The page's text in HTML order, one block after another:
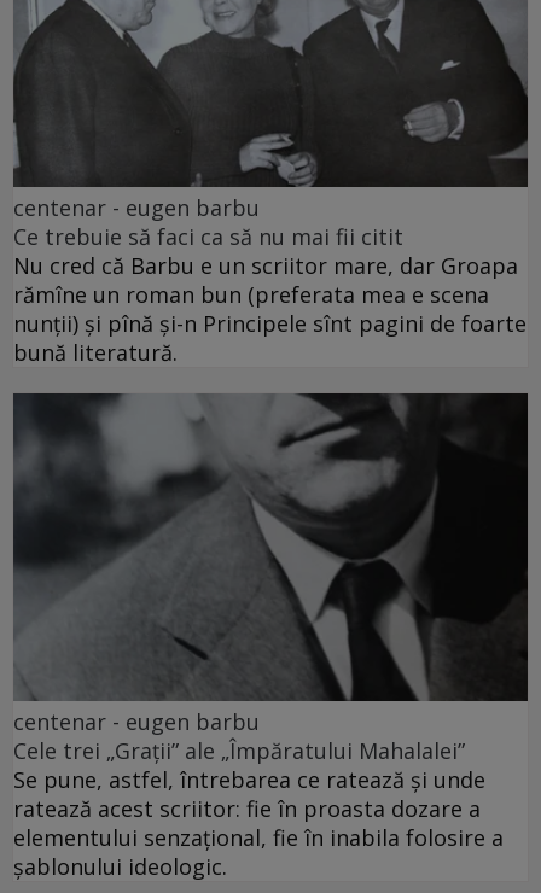
centenar - eugen barbu
Ce trebuie să faci ca să nu mai fii citit
Nu cred că Barbu e un scriitor mare, dar Groapa
rămîne un roman bun (preferata mea e scena
nunții) și pînă și-n Principele sînt pagini de foarte
bună literatură.
centenar - eugen barbu
Cele trei „Grații” ale „Împăratului Mahalalei”
Se pune, astfel, întrebarea ce ratează și unde
ratează acest scriitor: fie în proasta dozare a
elementului senzațional, fie în inabila folosire a
șablonului ideologic.